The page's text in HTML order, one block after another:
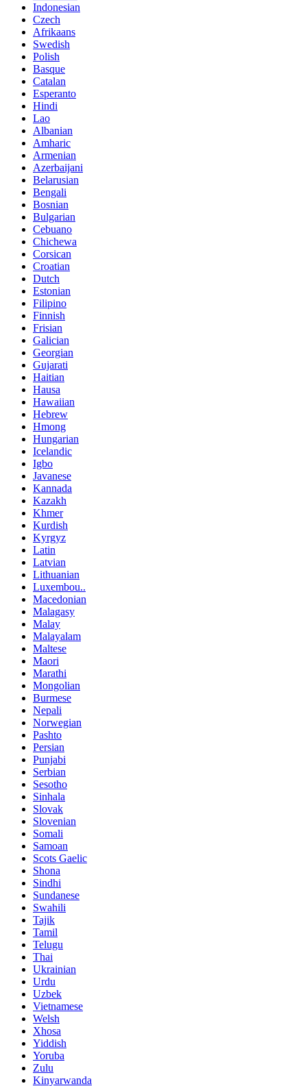
Indonesian
Czech
Afrikaans
Swedish
Polish
Basque
Catalan
Esperanto
Hindi
Lao
Albanian
Amharic
Armenian
Azerbaijani
Belarusian
Bengali
Bosnian
Bulgarian
Cebuano
Chichewa
Corsican
Croatian
Dutch
Estonian
Filipino
Finnish
Frisian
Galician
Georgian
Gujarati
Haitian
Hausa
Hawaiian
Hebrew
Hmong
Hungarian
Icelandic
Igbo
Javanese
Kannada
Kazakh
Khmer
Kurdish
Kyrgyz
Latin
Latvian
Lithuanian
Luxembou..
Macedonian
Malagasy
Malay
Malayalam
Maltese
Maori
Marathi
Mongolian
Burmese
Nepali
Norwegian
Pashto
Persian
Punjabi
Serbian
Sesotho
Sinhala
Slovak
Slovenian
Somali
Samoan
Scots Gaelic
Shona
Sindhi
Sundanese
Swahili
Tajik
Tamil
Telugu
Thai
Ukrainian
Urdu
Uzbek
Vietnamese
Welsh
Xhosa
Yiddish
Yoruba
Zulu
Kinyarwanda